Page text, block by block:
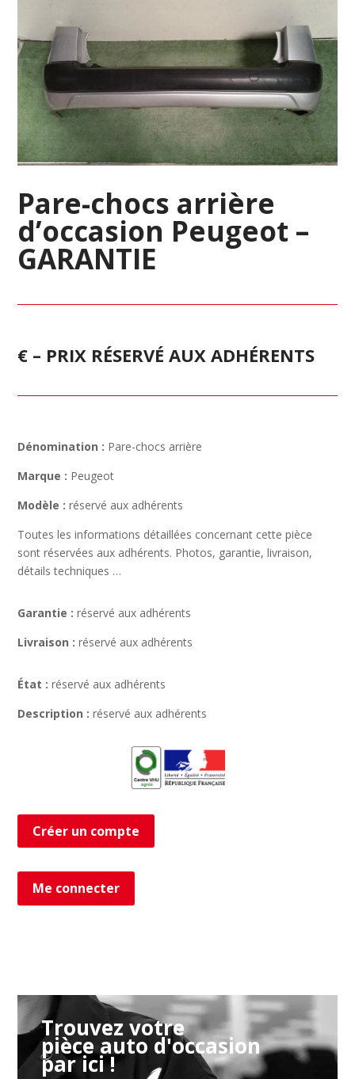
Pare-chocs arrière
d’occasion Peugeot –
GARANTIE
€ – PRIX RÉSERVÉ AUX ADHÉRENTS
Dénomination : Pare-chocs arrière
Marque : Peugeot
Modèle : réservé aux adhérents
Toutes les informations détaillées concernant cette pièce
sont réservées aux adhérents. Photos, garantie, livraison,
détails techniques …
Garantie : réservé aux adhérents
Livraison : réservé aux adhérents
État : réservé aux adhérents
Description : réservé aux adhérents
Créer un compte
Me connecter
Trouvez votre
pièce auto d'occasion
par ici !